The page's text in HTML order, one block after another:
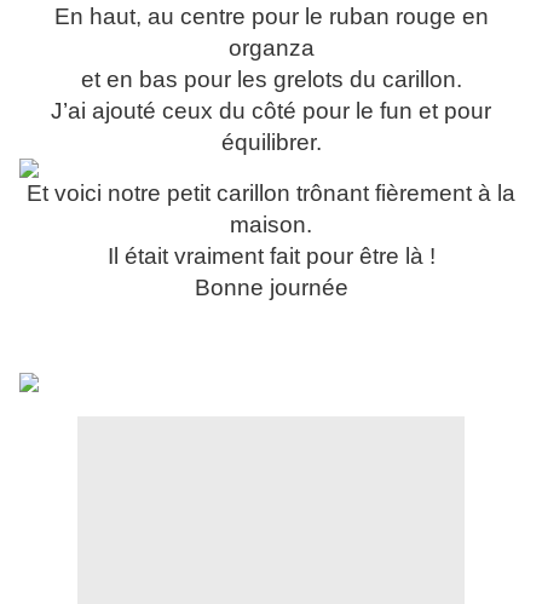
En haut, au centre pour le ruban rouge en
organza
et en bas pour les grelots du carillon.
J’ai ajouté ceux du côté pour le fun et pour
équilibrer.
Et voici notre petit carillon trônant fièrement à la
maison.
Il était vraiment fait pour être là !
Bonne journée